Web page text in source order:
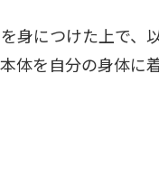
身につけた上で、
体を自分の身体に